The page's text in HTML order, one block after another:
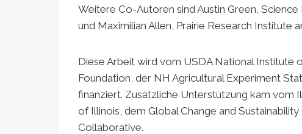
Weitere Co-Autoren sind Austin Green,
und Maximilian Allen, Prairie Research Institute
Diese Arbeit wird vom USDA National Institute
Foundation, der NH Agricultural Experiment
finanziert. Zusätzliche Unterstützung kam vom
of Illinois, dem Global Change and
Collaborative.